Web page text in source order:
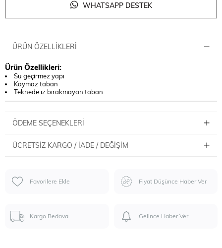
WHATSAPP DESTEK
ÜRÜN ÖZELLIKLERI
Ürün Özellikleri:
Su geçirmez yapı
Kaymaz taban
Teknede iz bırakmayan taban
ÖDEME SEÇENEKLERI
ÜCRETSIZ KARGO / İADE / DEĞIŞIM
Favorilere Ekle Fiyat Düşünce Haber Ver
Kargo Bedava Gelince Haber Ver